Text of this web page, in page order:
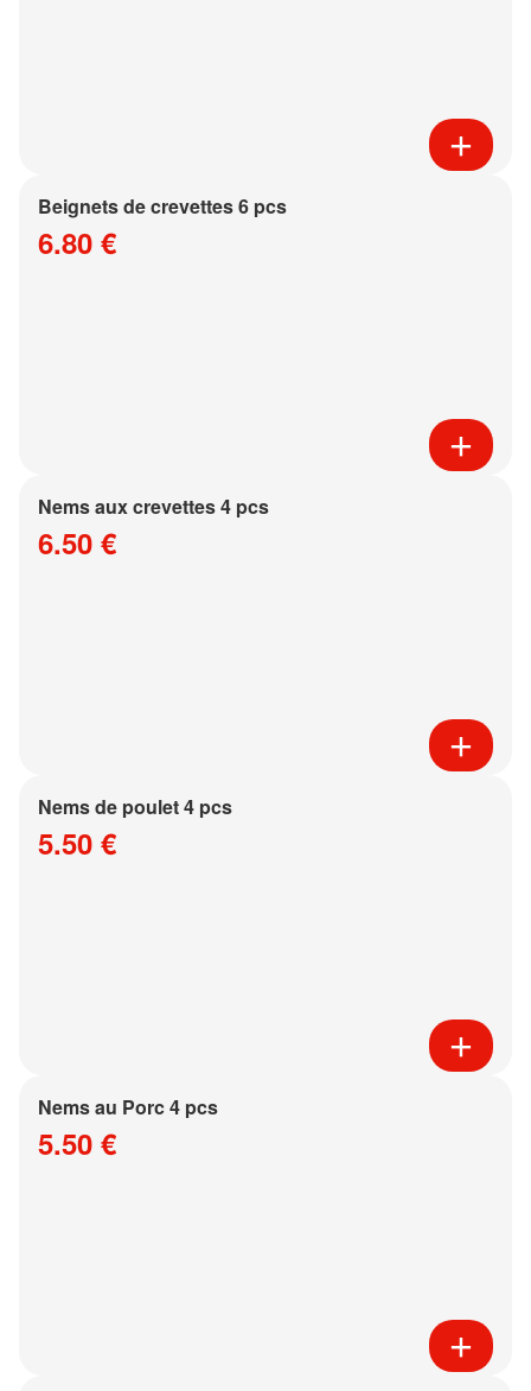
Beignets de crevettes 6 pcs
6.80 €
Nems aux crevettes 4 pcs
6.50 €
Nems de poulet 4 pcs
5.50 €
Nems au Porc 4 pcs
5.50 €